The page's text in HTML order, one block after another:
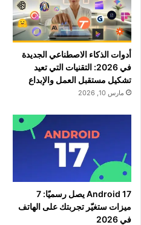
أدوات الذكاء الاصطناعي الجديدة
في 2026: التقنيات التي تعيد
تشكيل مستقبل العمل والإبداع
مارس 10, 2026
Android 17 يصل رسميًا: 7
ميزات ستغيّر تجربتك على الهاتف
في 2026